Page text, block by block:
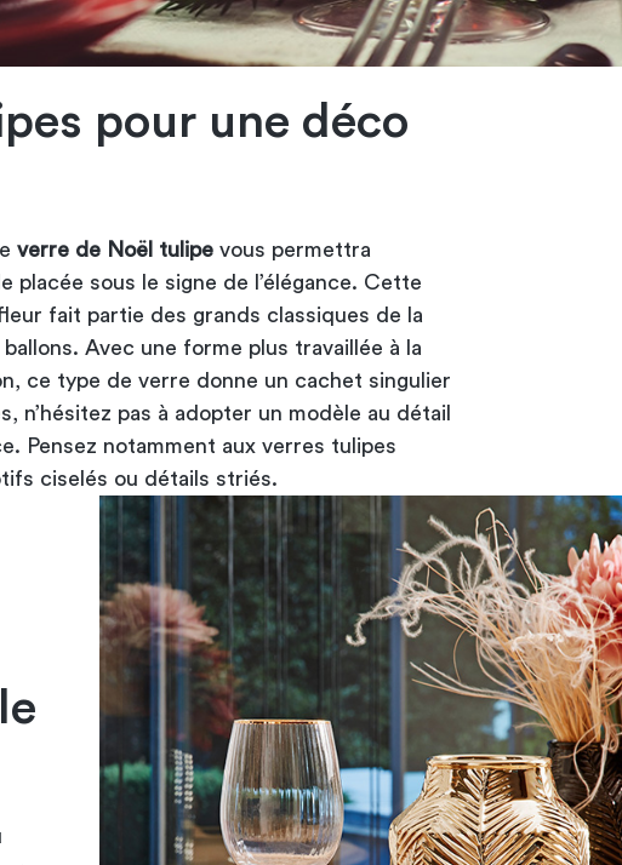
pour une déco
verre de Noël tulipe vous permettra
placée sous le signe de l’élégance. Cette
fait partie des grands classiques de la
Avec une forme plus travaillée à la
ce type de verre donne un cachet singulier
n’hésitez pas à adopter un modèle au détail
Pensez notamment aux verres tulipes
ciselés ou détails striés.